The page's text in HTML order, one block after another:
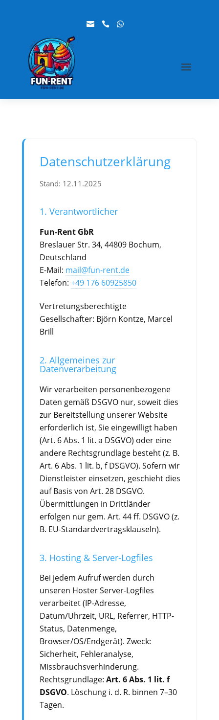
  
Datenschutzerklärung
Stand: 12.11.2025
1. Verantwortlicher
Fun-Rent GbR
Breslauer Str. 34, 44809 Bochum,
Deutschland
E-Mail: mail@fun-rent.de
Telefon: +49 176 60925850
Vertretungsberechtigte
Gesellschafter: Björn Kontze, Marcel
Brill
2. Allgemeines zur
Datenverarbeitung
Wir verarbeiten personenbezogene
Daten gemäß DSGVO nur, soweit dies
zur Bereitstellung unserer Website
erforderlich ist, Sie eingewilligt haben
(Art. 6 Abs. 1 lit. a DSGVO) oder eine
andere Rechtsgrundlage besteht (z. B.
Art. 6 Abs. 1 lit. b, f DSGVO). Sofern wir
Dienstleister einsetzen, geschieht dies
auf Basis von Art. 28 DSGVO.
Übermittlungen in Drittländer
erfolgen nur gem. Art. 44 ff. DSGVO (z.
B. EU-Standardvertragsklauseln).
3. Hosting & Server-Logfiles
Bei jedem Aufruf werden durch
unseren Hoster Server-Logfiles
verarbeitet (IP-Adresse,
Datum/Uhrzeit, URL, Referrer, HTTP-
Status, Datenmenge,
Browser/OS/Endgerät). Zweck:
Sicherheit, Fehleranalyse,
Missbrauchsverhinderung.
Rechtsgrundlage: Art. 6 Abs. 1 lit. f
DSGVO. Löschung i. d. R. binnen 7–30
Tagen.